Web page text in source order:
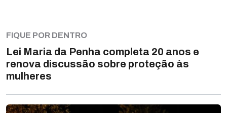
FIQUE POR DENTRO
Lei Maria da Penha completa 20 anos e
renova discussão sobre proteção às
mulheres